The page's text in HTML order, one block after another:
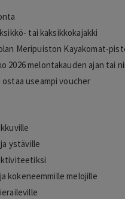
tai kaksikkokajakki
Meripuiston Kayakomat-
2026 melontakauden ajan tai
ostaa useampi voucher
ystäville
kokeneemmille melojille